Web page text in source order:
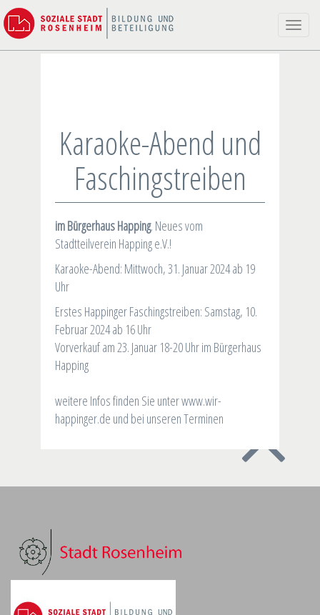
Toggle
Karaoke-Abend und
Faschingstreiben
imBürgerhaus Happing. Neues vom
Stadtteilverein Happing e.V.!
Karaoke-Abend: Mittwoch, 31. Januar 2024 ab 19
Uhr
Erstes Happinger Faschingstreiben: Samstag, 10.
Februar 2024 ab 16 Uhr
Vorverkauf am 23. Januar 18-20 Uhr im Bürgerhaus
Happing
weitere Infos finden Sie unter www.wir-
happinger.de und bei unseren Terminen